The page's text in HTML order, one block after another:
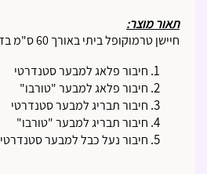
תאור מוצר:
חיישן טרמוקופל ביתי באורך 60 ס"מ בדגמים:
חיבור פלאג למבער סטנדרטי
חיבור פלאג למבער "טורבו"
חיבור תבריג למבער סטנדרטי
חיבור תבריג למבער "טורבו"
חיבור נעל כבל למבער סטנדרטי